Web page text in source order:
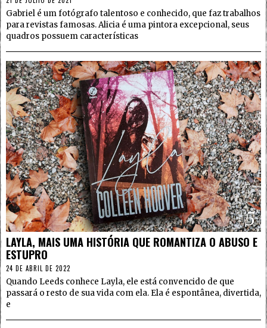
Gabriel é um fotógrafo talentoso e conhecido, que faz trabalhos
para revistas famosas. Alicia é uma pintora excepcional, seus
quadros possuem características
5
LAYLA, MAIS UMA HISTÓRIA QUE ROMANTIZA O ABUSO E
ESTUPRO
24 DE ABRIL DE 2022
Quando Leeds conhece Layla, ele está convencido de que
passará o resto de sua vida com ela. Ela é espontânea, divertida,
e